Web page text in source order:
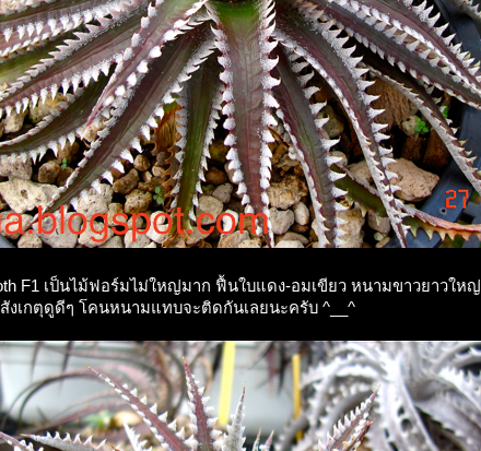
F1 เป็นไม้ฟอร์มไม่ใหญ่มาก ฟื้นใบแดง-อมเขียว หนามขาวยาวใหญ่
งเกตุดูดีๆ โคนหนามแทบจะติดกันเลยนะครับ ^__^